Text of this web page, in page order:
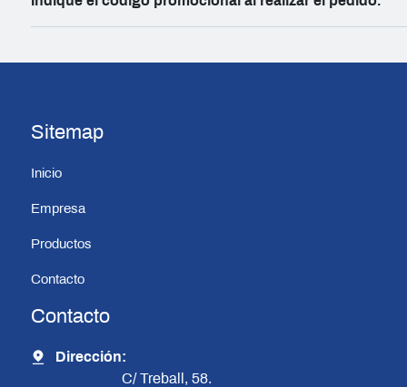
Sitemap
Inicio
Empresa
Productos
Contacto
Contacto
Dirección:
C/ Treball, 58.